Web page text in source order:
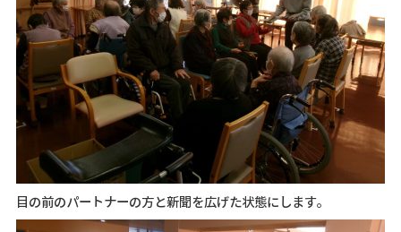
目の前のパートナーの方と新聞を広げた状態にします。